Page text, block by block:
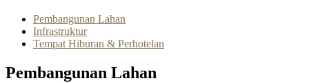
Pembangunan Lahan
Infrastruktur
Tempat Hiburan & Perhotelan
Pembangunan Lahan